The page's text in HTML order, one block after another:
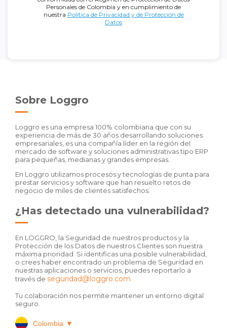
Personales de Colombia y en cumplimiento de
nuestra Política de Privacidad y de Protección de
Datos
Sobre Loggro
Loggro es una empresa 100% colombiana que con su
experiencia de más de 30 años desarrollando soluciones
empresariales, es una compañía líder en la región del
mercado de software y soluciones administrativas tipo ERP
para pequeñas, medianas y grandes empresas.
En Loggro utilizamos procesos y tecnologías de punta para
prestar servicios y software que han resuelto retos de
negocio de miles de clientes satisfechos.
¿Has detectado una vulnerabilidad?
En LOGGRO, la Seguridad de nuestros productos y la
Protección de los Datos de nuestros Clientes son nuestra
máxima prioridad. Si identificas una posible vulnerabilidad,
o crees haber encontrado un problema de Seguridad en
nuestras aplicaciones o servicios, puedes reportarlo a
través de seguridad@loggro.com
Tu colaboración nos permite mantener un entorno digital
seguro.
Colombia ▼